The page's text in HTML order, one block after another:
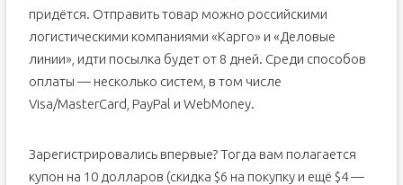
придётся. Отправить товар можно российскими
логистическими компаниями «Карго» и «Деловые
линии», идти посылка будет от 8 дней. Среди способов
оплаты — несколько систем, в том числе
Visa/MasterCard, PayPal и WebMoney.
Зарегистрировались впервые? Тогда вам полагается
купон на 10 долларов (скидка $6 на покупку и ещё $4 —